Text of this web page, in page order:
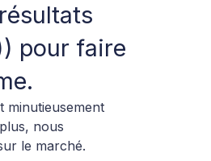
pour faire
minutieusement
nous
le marché.